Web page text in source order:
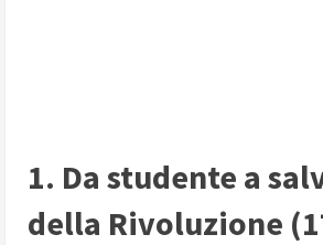
1. Da studente a
della Rivoluzione